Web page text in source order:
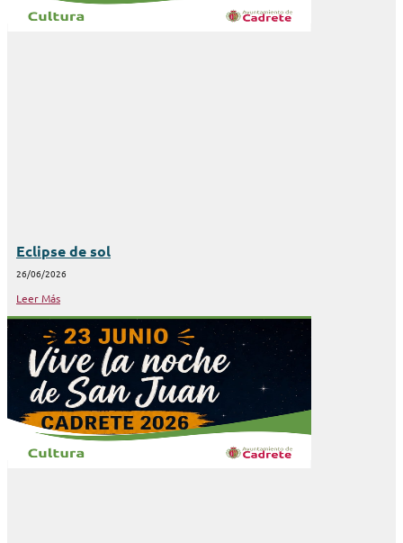
Eclipse de sol
26/06/2026
Leer Más